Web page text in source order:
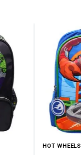
HOT WHEELS